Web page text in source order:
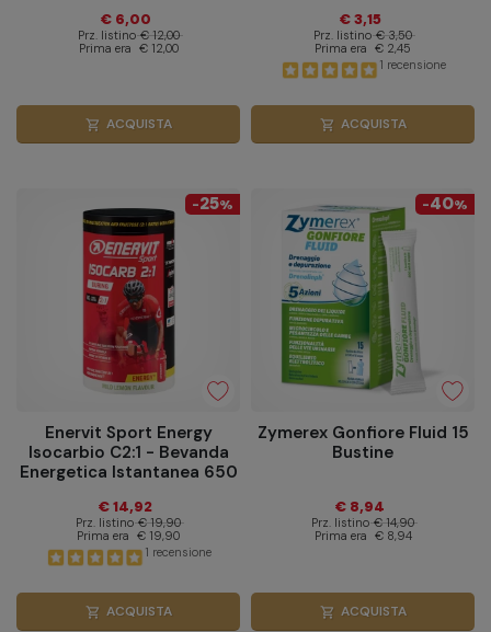
€ 6,00
Prz. listino € 12,00
Prima era € 12,00
shopping_cart ACQUISTA
€ 3,15
Prz. listino € 3,50
Prima era € 2,45
1 recensione
shopping_cart ACQUISTA
-25%
Enervit Sport Energy
Isocarbio C2:1 - Bevanda
Energetica Istantanea 650
€ 14,92
Prz. listino € 19,90
Prima era € 19,90
1 recensione
shopping_cart ACQUISTA
-40%
Zymerex Gonfiore Fluid 15
Bustine
€ 8,94
Prz. listino € 14,90
Prima era € 8,94
shopping_cart ACQUISTA